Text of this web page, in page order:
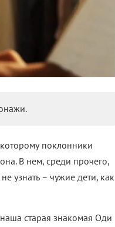
поклонники
В нем, среди прочего,
узнать – чужие дети, как
старая знакомая Оди